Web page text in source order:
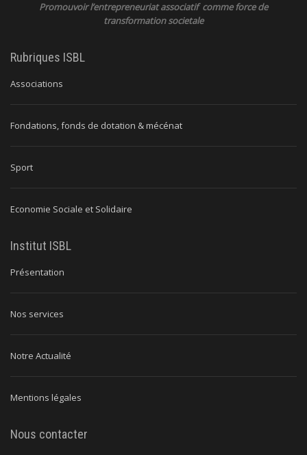
Promouvoir l’entrepreneuriat associatif comme force de
transformation societale
Rubriques ISBL
Associations
Fondations, fonds de dotation & mécénat
Sport
Economie Sociale et Solidaire
Institut ISBL
Présentation
Nos services
Notre Actualité
Mentions légales
Nous contacter